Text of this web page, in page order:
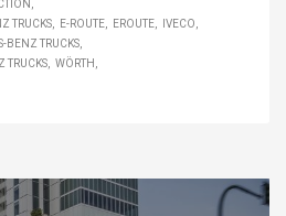
TRUCKS
E-ROUTE EROUTE
IVECO
BENZ TRUCKS
TRUCKS
WÖRTH